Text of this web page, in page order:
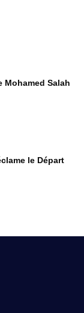
Mohamed Salah
le Départ